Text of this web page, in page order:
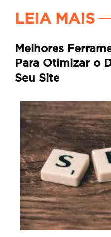
LEIA MAIS
Melhores
Para Otimizar o
Seu Site